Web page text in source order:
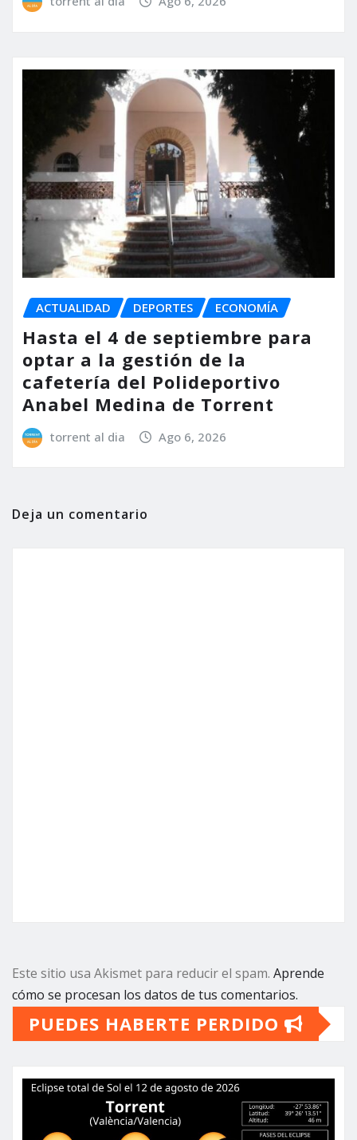
ACTUALIDAD DEPORTES ECONOMÍA
Hasta el 4 de septiembre para
optar a la gestión de la
cafetería del Polideportivo
Anabel Medina de Torrent
torrent al dia Ago 6, 2026
Deja un comentario
Este sitio usa Akismet para reducir el spam. Aprende
cómo se procesan los datos de tus comentarios.
PUEDES HABERTE PERDIDO